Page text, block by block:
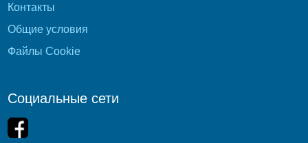
Контакты
Общие условия
Файлы Cookie
Социальные сети